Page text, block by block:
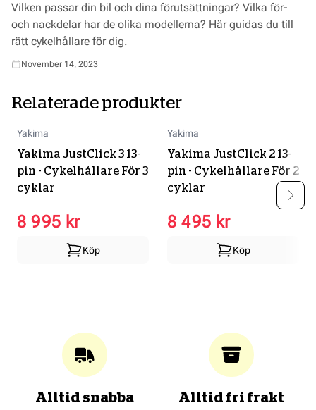
Vilken passar din bil och dina förutsättningar? Vilka för-
och nackdelar har de olika modellerna? Här guidas du till
rätt cykelhållare för dig.
November 14, 2023
Relaterade produkter
Yakima
Yakima JustClick 3 13-
pin - Cykelhållare För 3
cyklar
8 995 kr
Köp
Yakima
Yakima JustClick 2 13-
pin - Cykelhållare För 2
cyklar
8 495 kr
Köp
Alltid snabba
Alltid fri frakt